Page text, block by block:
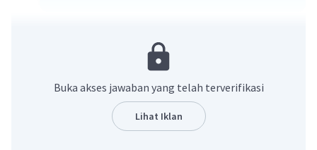
Buka akses jawaban yang telah terverifikasi
Lihat Iklan